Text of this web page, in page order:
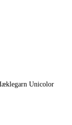
Unicolor